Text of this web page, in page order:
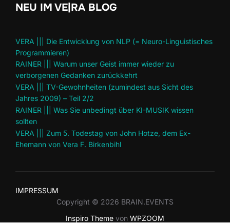
NEU IM VE|RA BLOG
VERA ||| Die Entwicklung von NLP (= Neuro-Linguistisches
Programmieren)
RAINER ||| Warum unser Geist immer wieder zu
verborgenen Gedanken zurückkehrt
VERA ||| TV-Gewohnheiten (zumindest aus Sicht des
Jahres 2009) – Teil 2/2
RAINER ||| Was Sie unbedingt über KI-MUSIK wissen
sollten
VERA ||| Zum 5. Todestag von John Hotze, dem Ex-
Ehemann von Vera F. Birkenbihl
IMPRESSUM
Copyright © 2026 BRAIN.EVENTS
Inspiro Theme von WPZOOM